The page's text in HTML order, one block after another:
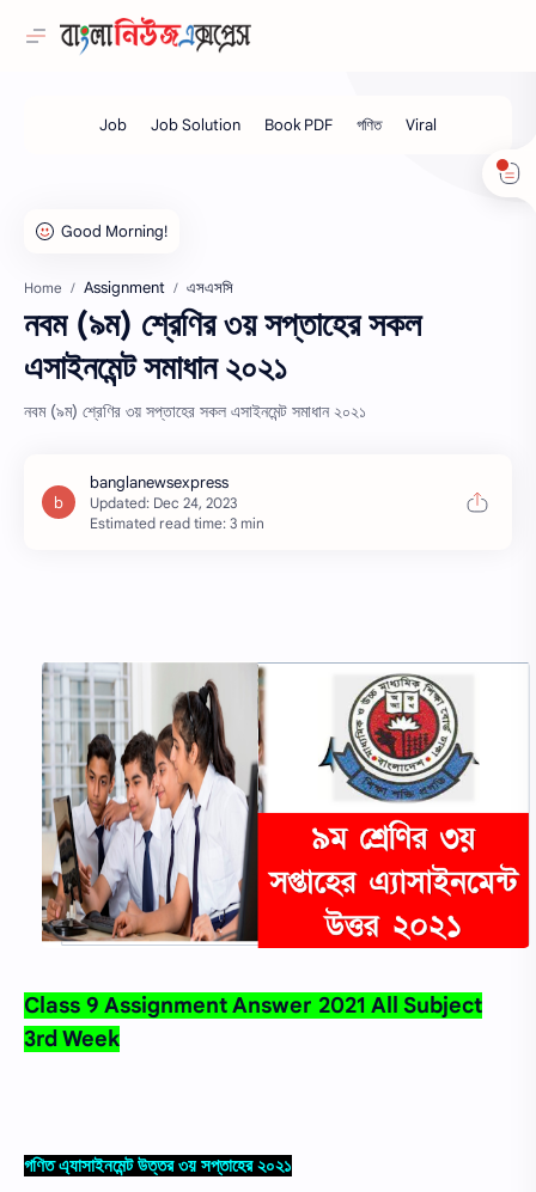
Home Assignment এসএসসি
নবম (৯ম) শ্রেণির ৩য় সপ্তাহের সকল
এসাইনমেন্ট সমাধান ২০২১
নবম (৯ম) শ্রেণির ৩য় সপ্তাহের সকল এসাইনমেন্ট সমাধান ২০২১
Estimated read time: 3 min
Class 9 Assignment Answer 2021 All Subject
3rd Week
গণিত এ্যাসাইনমেন্ট উত্তর ৩য় সপ্তাহের ২০২১